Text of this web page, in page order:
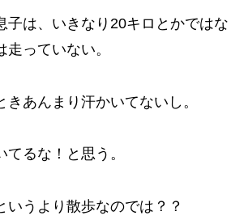
子は、いきなり20キロとかでは
っていない。
きあんまり汗かいてないし。
てるな！と思う。
いうより散歩なのでは？？